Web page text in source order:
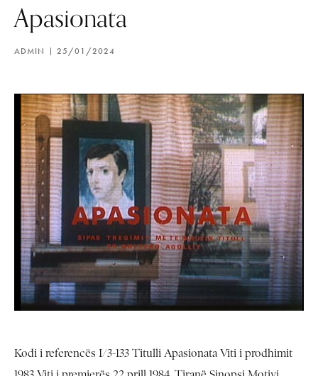
Apasionata
ADMIN 25/01/2024
Kodi i referencës I/3-133 Titulli Apasionata Viti i prodhimit